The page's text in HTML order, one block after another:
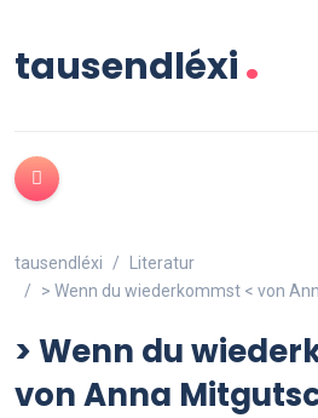
tausendléxi.
tausendléxi
Literatur
> Wenn du wiederkommst < von
> Wenn du
von Anna